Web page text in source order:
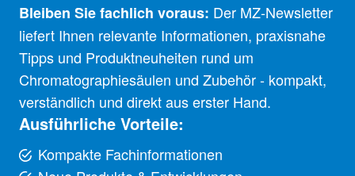
Bleiben Sie fachlich voraus: Der MZ-Newsletter
liefert Ihnen relevante Informationen, praxisnahe
Tipps und Produktneuheiten rund um
Chromatographiesäulen und Zubehör - kompakt,
verständlich und direkt aus erster Hand.
Ausführliche Vorteile:
Kompakte Fachinformationen